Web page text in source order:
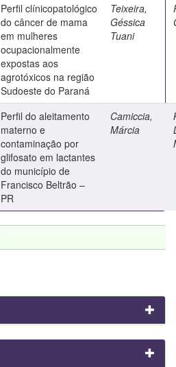
Perfil clínicopatológico
do câncer de mama
em mulheres
ocupacionalmente
expostas aos
agrotóxicos na região
Sudoeste do Paraná
Teixeira,
Géssica
Tuani
Perfil do aleitamento
materno e
contaminação por
glifosato em lactantes
do município de
Francisco Beltrão –
PR
Camiccia,
Márcia